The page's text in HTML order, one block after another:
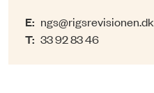
E: ngs@rigsrevisionen.dk
T: 33 92 83 46